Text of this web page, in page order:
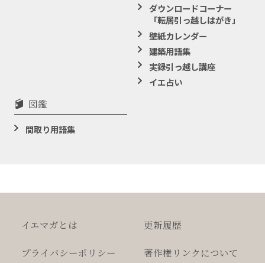
ダウンロードコーナー
「転居引っ越しはがき」
壁紙カレンダー
建築用語集
実録引っ越し講座
イエ占い
図鑑
間取り用語集
イエマガとは 更新履歴
プライバシーポリシー 著作権 リンクについて